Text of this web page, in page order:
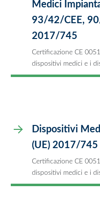
Medici
93/42/CEE,
2017/745
Certificazione CE
dispositivi medici e i
Dispositivi
(UE) 2017/745
Certificazione CE
dispositivi medici e i